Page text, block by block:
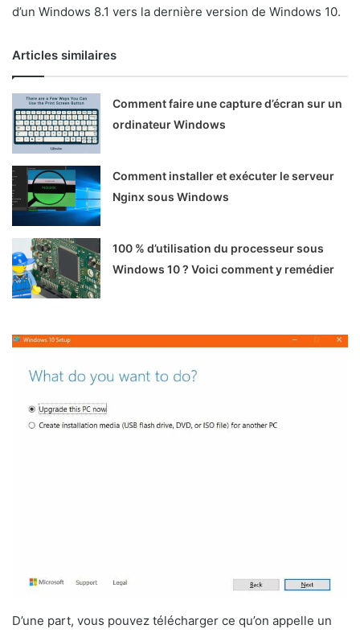
d’un Windows 8.1 vers la dernière version de Windows 10.
Articles similaires
Comment faire une capture d’écran sur un
ordinateur Windows
Comment installer et exécuter le serveur
Nginx sous Windows
100 % d’utilisation du processeur sous
Windows 10 ? Voici comment y remédier
D’une part, vous pouvez télécharger ce qu’on appelle un